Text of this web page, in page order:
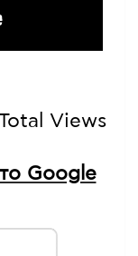
Views
Google